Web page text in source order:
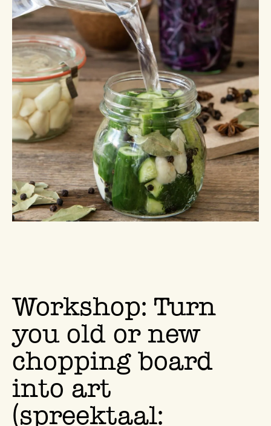
Workshop: Turn
you old or new
chopping board
into art
(spreektaal: